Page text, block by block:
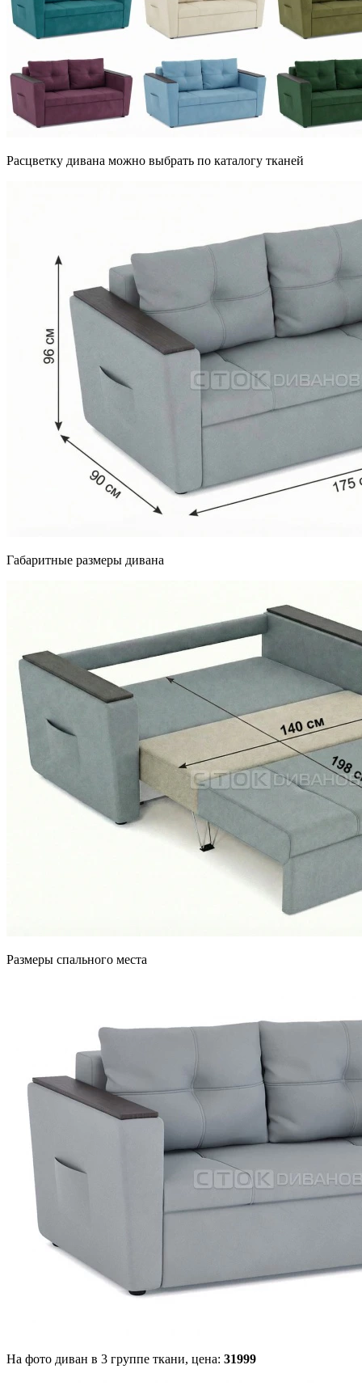
Расцветку дивана можно выбрать по каталогу тканей
Габаритные размеры дивана
Размеры спального места
На фото диван в 3 группе ткани, цена: 31999